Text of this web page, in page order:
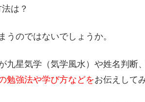
は？
うのではないでしょうか。
九星気学（気学風水）や姓名判断
勉強法や学び方などをお伝えして